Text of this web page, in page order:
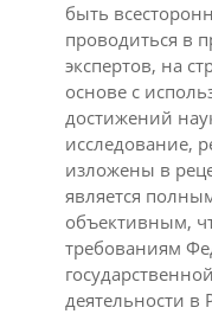
быть
проводиться в
экспертов, на
основе с
достижений
исследование,
изложены в
является
объективным,
требованиям
деятельности в